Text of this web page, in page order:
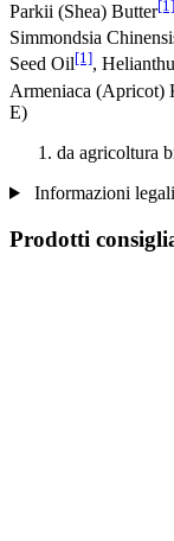
Parkii (Shea) Butter[1]
Simmondsia
Seed Oil[1],
Armeniaca (Apricot)
E)
da agricoltura
Informazioni legali
Prodotti